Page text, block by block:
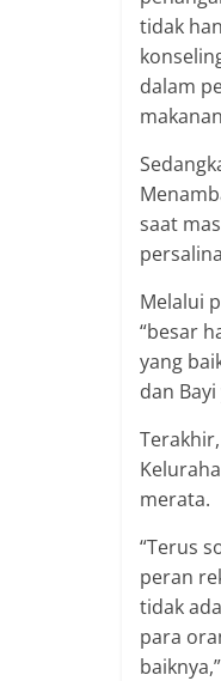
tidak
dalam
saat
Melalui
“besar
yang
dan
merata.
“Terus
peran
tidak
para